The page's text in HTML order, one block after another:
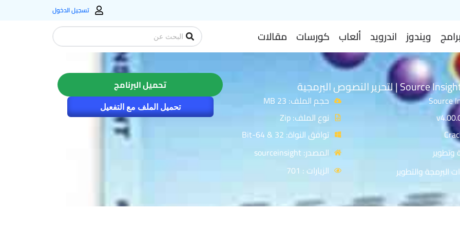
تسجيل الدخول
برامج ويندوز اندرويد ألعاب كورسات مقالات
Search
...
وتطوير
البرمجة والتطوير
حجم الملف: 23 MB
نوع الملف: Zip
توافق النواة: 32 & 64-Bit
المصدر: sourceinsight
الزيارات : 701
تحميل البرنامج
تحميل الملف مع التفعيل